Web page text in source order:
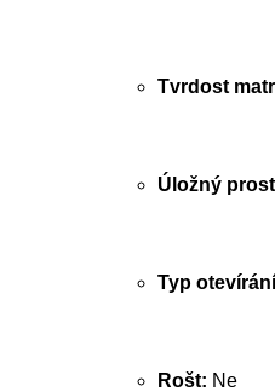
Tvrdost
Úložný
Typ
Rošt: Ne